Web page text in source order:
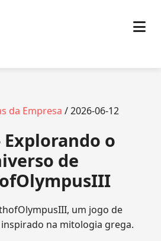
da Empresa / 2026-06-12
o
de
um jogo de
na mitologia grega.